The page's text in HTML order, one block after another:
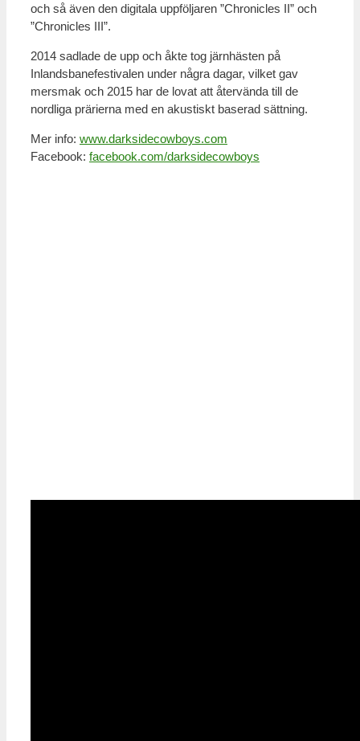
och så även den digitala uppföljaren ”Chronicles II” och
”Chronicles III”.
2014 sadlade de upp och åkte tog järnhästen på
Inlandsbanefestivalen under några dagar, vilket gav
mersmak och 2015 har de lovat att återvända till de
nordliga prärierna med en akustiskt baserad sättning.
Mer info: www.darksidecowboys.com
Facebook: facebook.com/darksidecowboys